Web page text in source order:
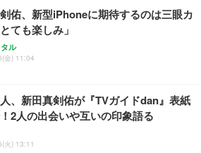
佑、新型iPhoneに期待するのは三眼カ
ても楽しみ」
ル
金) 11:04
、新田真剣佑が『TVガイドdan』表紙
2人の出会いや互いの印象語る
火) 13:11